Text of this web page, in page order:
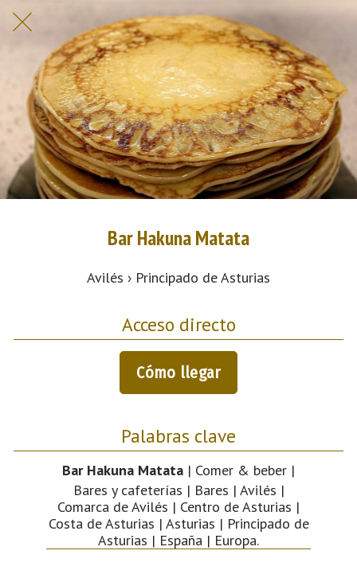
Bar Hakuna Matata
Avilés › Principado de Asturias
Acceso directo
Cómo llegar
Palabras clave
Bar Hakuna Matata | Comer & beber |
Bares y cafeterías | Bares | Avilés |
Comarca de Avilés | Centro de Asturias |
Costa de Asturias | Asturias | Principado de
Asturias | España | Europa.